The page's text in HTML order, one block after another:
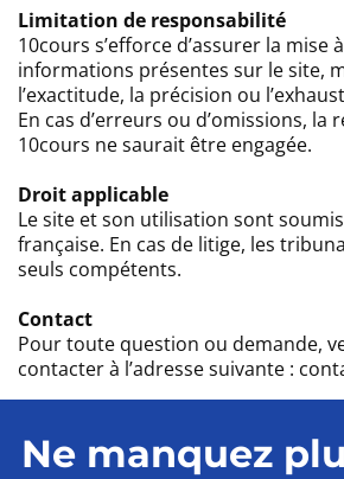
Limitation de responsabilité
10cours s’efforce d’assurer la mise
informations présentes sur le site,
l’exactitude, la précision ou
En cas d’erreurs ou d’omissions, la
10cours ne saurait être engagée.
Droit applicable
Le site et son utilisation sont
française. En cas de litige, les
seuls compétents.
Contact
Pour toute question ou demande,
contacter à l’adresse suivante :
Ne manquez